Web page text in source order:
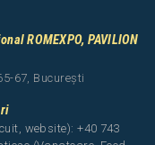
ROMEXPO, PAVILION
67, București
website): +40 743